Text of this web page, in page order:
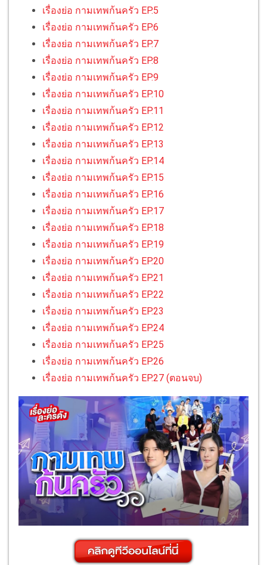
เรื่องย่อ กามเทพก้นครัว EP.5
เรื่องย่อ กามเทพก้นครัว EP.6
เรื่องย่อ กามเทพก้นครัว EP.7
เรื่องย่อ กามเทพก้นครัว EP.8
เรื่องย่อ กามเทพก้นครัว EP.9
เรื่องย่อ กามเทพก้นครัว EP.10
เรื่องย่อ กามเทพก้นครัว EP.11
เรื่องย่อ กามเทพก้นครัว EP.12
เรื่องย่อ กามเทพก้นครัว EP.13
เรื่องย่อ กามเทพก้นครัว EP.14
เรื่องย่อ กามเทพก้นครัว EP.15
เรื่องย่อ กามเทพก้นครัว EP.16
เรื่องย่อ กามเทพก้นครัว EP.17
เรื่องย่อ กามเทพก้นครัว EP.18
เรื่องย่อ กามเทพก้นครัว EP.19
เรื่องย่อ กามเทพก้นครัว EP.20
เรื่องย่อ กามเทพก้นครัว EP.21
เรื่องย่อ กามเทพก้นครัว EP.22
เรื่องย่อ กามเทพก้นครัว EP.23
เรื่องย่อ กามเทพก้นครัว EP.24
เรื่องย่อ กามเทพก้นครัว EP.25
เรื่องย่อ กามเทพก้นครัว EP.26
เรื่องย่อ กามเทพก้นครัว EP.27 (ตอนจบ)